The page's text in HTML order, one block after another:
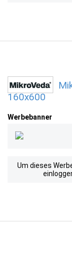
160x600
Werbebanner
Um dieses